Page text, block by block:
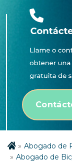
Abogado de
Abogado de